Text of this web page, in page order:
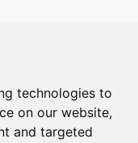
technologies to
on our website,
and targeted